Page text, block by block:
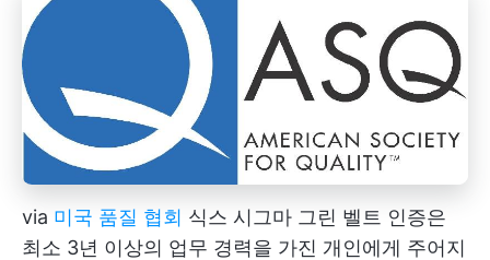
via 미국 품질 협회 식스 시그마 그린 벨트 인증은
최소 3년 이상의 업무 경력을 가진 개인에게 주어지